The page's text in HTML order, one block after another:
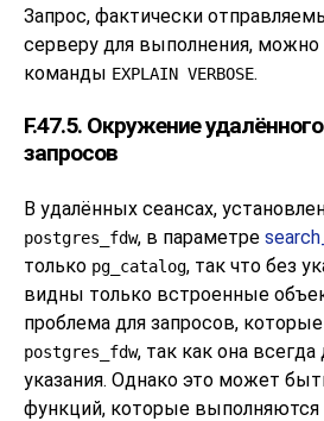
Запрос, фактически
серверу для выполнения,
команды EXPLAIN VERBOSE.
F.47.5. Окружение
запросов
В удалённых сеансах,
postgres_fdw, в параметре
только pg_catalog, так что без
видны только встроенные
проблема для запросов,
postgres_fdw, так как она
указания. Однако это может
функций, которые выполняются